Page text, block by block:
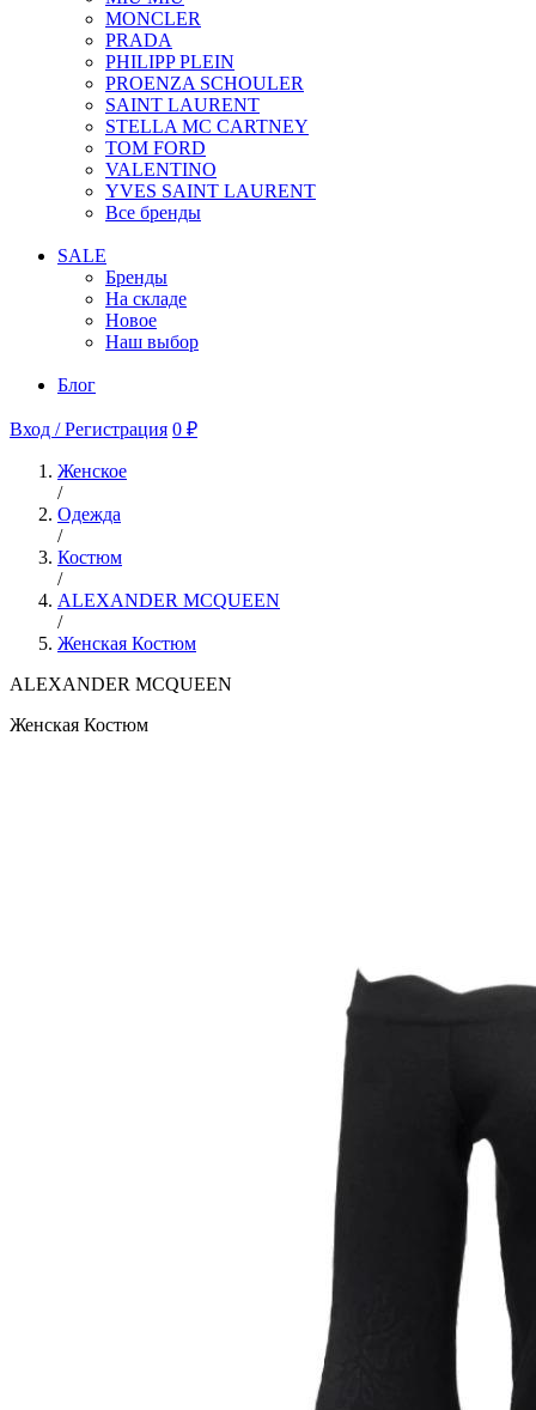
MONCLER
PRADA
PHILIPP PLEIN
PROENZA SCHOULER
SAINT LAURENT
STELLA MC CARTNEY
TOM FORD
VALENTINO
YVES SAINT LAURENT
Все бренды
SALE
Бренды
На складе
Новое
Наш выбор
Блог
Вход / Регистрация 0 ₽
Женское
/
Одежда
/
Костюм
/
ALEXANDER MCQUEEN
/
Женская Костюм
ALEXANDER MCQUEEN
Женская Костюм